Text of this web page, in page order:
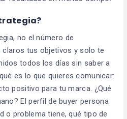
no el número de
claros tus objetivos y solo te
todos los días sin saber a
es lo que quieres comunicar:
positivo para tu marca. ¿Qué
El perfil de buyer persona
o problema tiene, qué tipo de